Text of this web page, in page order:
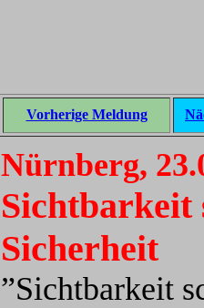
Vorherige Meldung
Nürnberg,
Sichtbarkeit
Sicherheit
”Sichtbarkeit